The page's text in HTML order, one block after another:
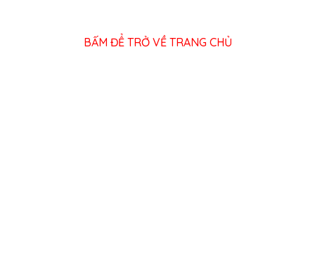
BẤM ĐỂ TRỞ VỀ TRANG CHỦ